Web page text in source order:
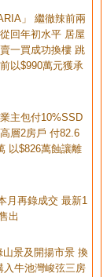
」 繼徹辣前兩
回年初水平 居屋
一買成功換樓 跳
以$990萬元獲承
主包付10%SSD
層2房戶 付82.6
以$826萬蝕讓離
月再錄成交 最新1
出
景及開揚市景 換
入牛池灣峻弦三房